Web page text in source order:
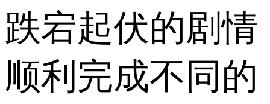
跌宕起伏的剧情
顺利完成不同的